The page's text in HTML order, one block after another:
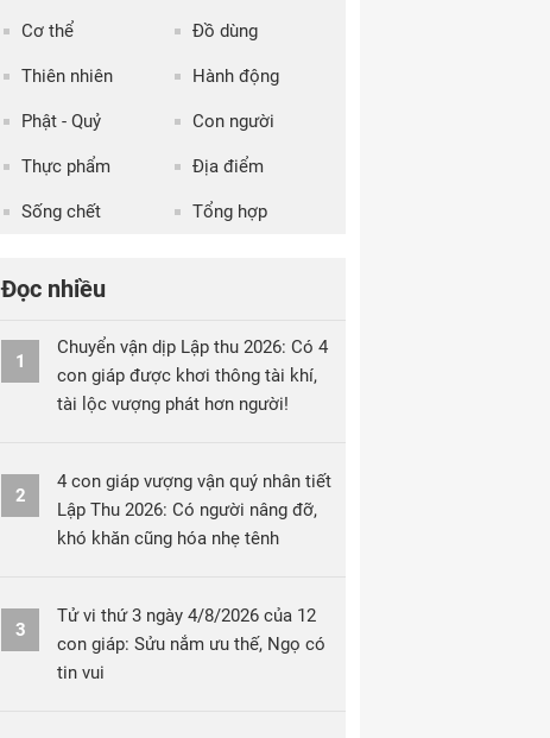
Cơ thể Đồ dùng
Thiên nhiên Hành động
Phật - Quỷ Con người
Thực phẩm Địa điểm
Sống chết Tổng hợp
Đọc nhiều
1
Chuyển vận dịp Lập thu 2026: Có 4
con giáp được khơi thông tài khí,
tài lộc vượng phát hơn người!
2
4 con giáp vượng vận quý nhân tiết
Lập Thu 2026: Có người nâng đỡ,
khó khăn cũng hóa nhẹ tênh
3
Tử vi thứ 3 ngày 4/8/2026 của 12
con giáp: Sửu nắm ưu thế, Ngọ có
tin vui